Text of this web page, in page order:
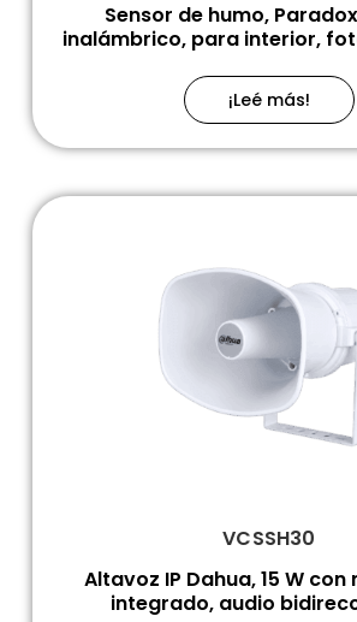
Sensor de humo,
inalámbrico, para interior,
¡Leé más!
VCSSH30
Altavoz IP Dahua, 15 W
integrado, audio